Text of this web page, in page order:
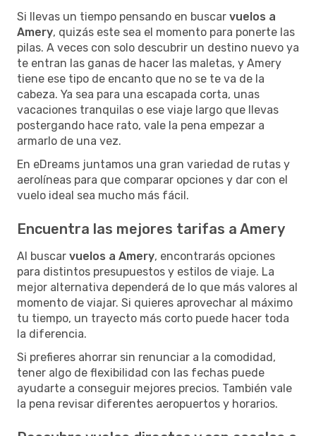
Si llevas un tiempo pensando en buscar vuelos a
Amery, quizás este sea el momento para ponerte las
pilas. A veces con solo descubrir un destino nuevo ya
te entran las ganas de hacer las maletas, y Amery
tiene ese tipo de encanto que no se te va de la
cabeza. Ya sea para una escapada corta, unas
vacaciones tranquilas o ese viaje largo que llevas
postergando hace rato, vale la pena empezar a
armarlo de una vez.
En eDreams juntamos una gran variedad de rutas y
aerolíneas para que comparar opciones y dar con el
vuelo ideal sea mucho más fácil.
Encuentra las mejores tarifas a Amery
Al buscar vuelos a Amery, encontrarás opciones
para distintos presupuestos y estilos de viaje. La
mejor alternativa dependerá de lo que más valores al
momento de viajar. Si quieres aprovechar al máximo
tu tiempo, un trayecto más corto puede hacer toda
la diferencia.
Si prefieres ahorrar sin renunciar a la comodidad,
tener algo de flexibilidad con las fechas puede
ayudarte a conseguir mejores precios. También vale
la pena revisar diferentes aeropuertos y horarios.